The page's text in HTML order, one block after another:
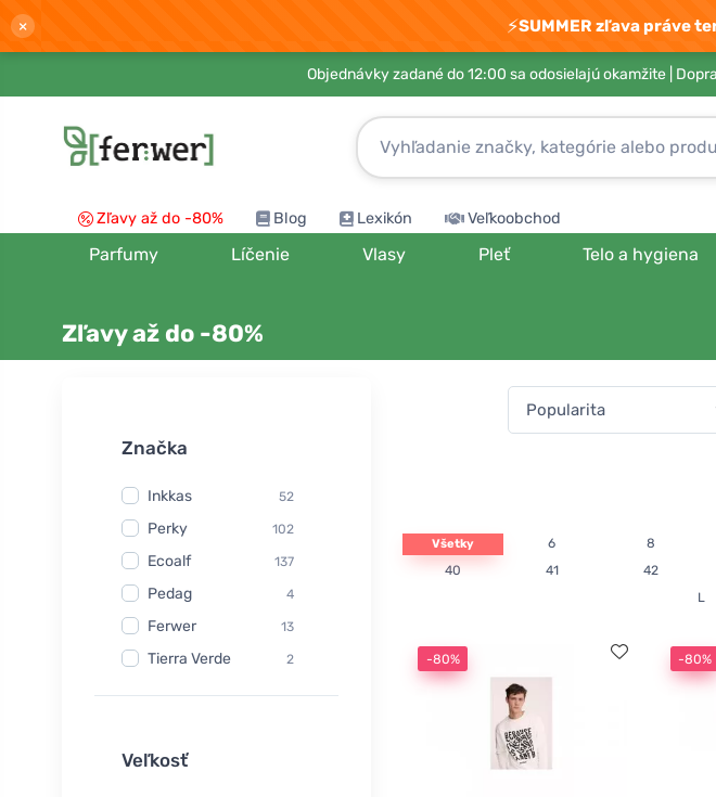
× ⚡SUMMER zľava práve
Objednávky zadané do 12:00 sa odosielajú okamžite |
Zľavy až do -80% Blog Lexikón Veľkoobchod
Parfumy Líčenie Vlasy Pleť Telo a hygiena
Zľavy až do -80%
Značka
Inkkas 52
Perky 102
Ecoalf 137
Pedag 4
Ferwer 13
Tierra Verde 2
Watersavers
Yuuki
Veľkosť
Všetky 6 8
40
41 42
L
-80% -80%